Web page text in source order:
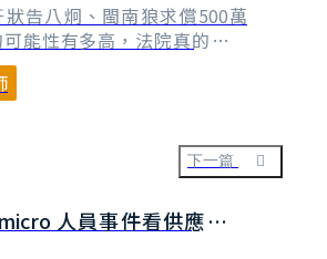
告八炯、閩南狼求償500萬
能性有多高，法院真的會判
下一篇
人員事件看供應鏈的